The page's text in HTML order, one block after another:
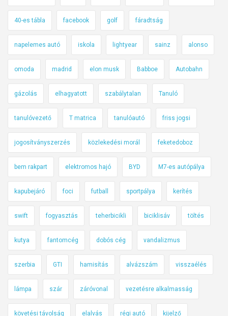
40-es tábla facebook golf fáradtság
napelemes autó iskola lightyear sainz alonso
omoda madrid elon musk Babboe Autobahn
gázolás elhagyatott szabálytalan Tanuló
tanulóvezető T matrica tanulóautó friss jogsi
jogosítványszerzés közlekedési morál feketedoboz
bem rakpart elektromos hajó BYD M7-es autópálya
kapubejáró foci futball sportpálya kerítés
swift fogyasztás teherbicikli biciklisáv töltés
kutya fantomcég dobós cég vandalizmus
szerbia GTI hamisítás alvázszám visszaélés
lámpa szár záróvonal vezetésre alkalmasság
követési távolság elalvás régi autó kijelző